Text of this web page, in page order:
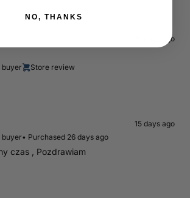
15 days ago
buyer Store review
15 days ago
buyer• Purchased 26 days ago
czas , Pozdrawiam
NO, THANKS